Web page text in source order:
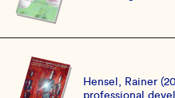
Hensel, Rainer
professional